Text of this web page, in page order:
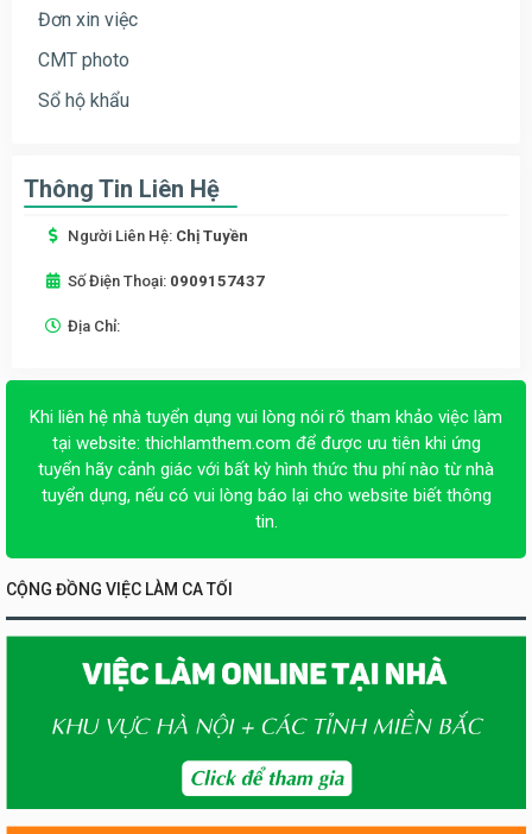
Đơn xin việc
CMT photo
Sổ hộ khẩu
Thông Tin Liên Hệ
Người Liên Hệ: Chị Tuyền
Số Điện Thoại: 0909157437
Địa Chỉ:
Khi liên hệ nhà tuyển dụng vui lòng nói rõ tham khảo việc làm
tại website: thichlamthem.com để được ưu tiên khi ứng
tuyển hãy cảnh giác với bất kỳ hình thức thu phí nào từ nhà
tuyển dụng, nếu có vui lòng báo lại cho website biết thông
tin.
CỘNG ĐỒNG VIỆC LÀM CA TỐI